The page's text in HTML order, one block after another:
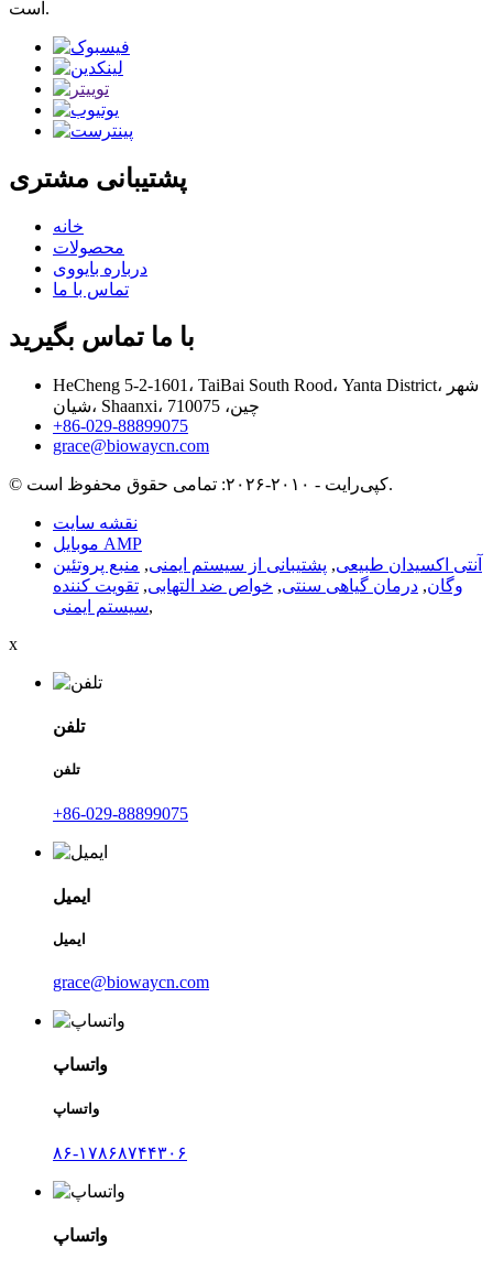
است.
پشتیبانی مشتری
خانه
محصولات
درباره بایووی
تماس با ما
با ما تماس بگیرید
HeCheng 5-2-1601، TaiBai South Rood، Yanta District، شهر
شیان، Shaanxi، چین، 710075
‎+86-029-88899075‎
grace@biowaycn.com
© کپی‌رایت - ۲۰۱۰-۲۰۲۶: تمامی حقوق محفوظ است.
نقشه سایت
موبایل AMP
آنتی اکسیدان طبیعی, پشتیبانی از سیستم ایمنی, منبع پروتئین
وگان, درمان گیاهی سنتی, خواص ضد التهابی, تقویت کننده
سیستم ایمنی,
x
تلفن
تلفن
‎+86-029-88899075‎
ایمیل
ایمیل
grace@biowaycn.com
واتساپ
واتساپ
۸۶-۱۷۸۶۸۷۴۴۳۰۶
واتساپ